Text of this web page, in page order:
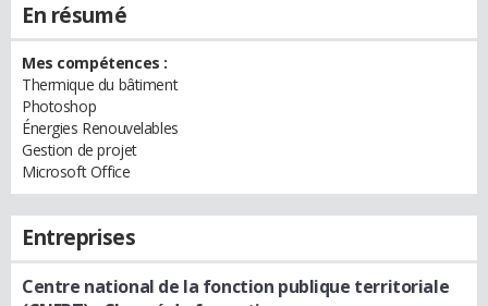
En résumé
Mes compétences :
Thermique du bâtiment
Photoshop
Énergies Renouvelables
Gestion de projet
Microsoft Office
Entreprises
Centre national de la fonction publique territoriale